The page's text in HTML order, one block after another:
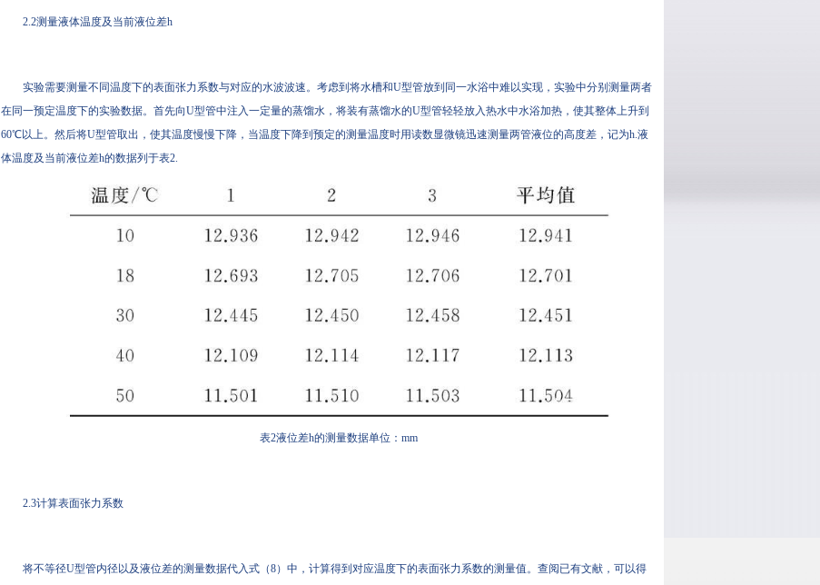
2.2测量液体温度及当前液位差h
实验需要测量不同温度下的表面张力系数与对应的水波波速。考虑到将水槽和U型管放到同一水浴中难以实现，实验中分别测量两者
在同一预定温度下的实验数据。首先向U型管中注入一定量的蒸馏水，将装有蒸馏水的U型管轻轻放入热水中水浴加热，使其整体上升到
60℃以上。然后将U型管取出，使其温度慢慢下降，当温度下降到预定的测量温度时用读数显微镜迅速测量两管液位的高度差，记为h.液
体温度及当前液位差h的数据列于表2.
表2液位差h的测量数据单位：mm
2.3计算表面张力系数
将不等径U型管内径以及液位差的测量数据代入式（8）中，计算得到对应温度下的表面张力系数的测量值。查阅已有文献，可以得